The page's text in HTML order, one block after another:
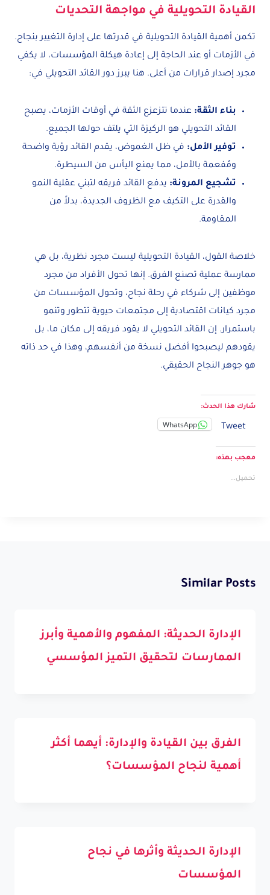
القيادة التحويلية في مواجهة التحديات
تكمن أهمية القيادة التحويلية في قدرتها على إدارة التغيير بنجاح.
في الأزمات أو عند الحاجة إلى إعادة هيكلة المؤسسات، لا يكفي
مجرد إصدار قرارات من أعلى. هنا يبرز دور القائد التحويلي في:
بناء الثقة: عندما تتزعزع الثقة في أوقات الأزمات، يصبح
القائد التحويلي هو الركيزة التي يلتف حولها الجميع.
توفير الأمل: في ظل الغموض، يقدم القائد رؤية واضحة
ومُفعمة بالأمل، مما يمنع اليأس من السيطرة.
تشجيع المرونة: يدفع القائد فريقه لتبني عقلية النمو
والقدرة على التكيف مع الظروف الجديدة، بدلاً من
المقاومة.
خلاصة القول، القيادة التحويلية ليست مجرد نظرية، بل هي
ممارسة عملية تصنع الفرق. إنها تحول الأفراد من مجرد
موظفين إلى شركاء في رحلة نجاح، وتحول المؤسسات من
مجرد كيانات اقتصادية إلى مجتمعات حيوية تتطور وتنمو
باستمرار. إن القائد التحويلي لا يقود فريقه إلى مكان ما، بل
يقودهم ليصبحوا أفضل نسخة من أنفسهم، وهذا في حد ذاته
هو جوهر النجاح الحقيقي.
شارك هذا الحدث:
Tweet
WhatsApp
معجب بهذه:
تحميل...
Similar Posts
الإدارة الحديثة: المفهوم والأهمية وأبرز
الممارسات لتحقيق التميز المؤسسي
الفرق بين القيادة والإدارة: أيهما أكثر
أهمية لنجاح المؤسسات؟
الإدارة الحديثة وأثرها في نجاح
المؤسسات